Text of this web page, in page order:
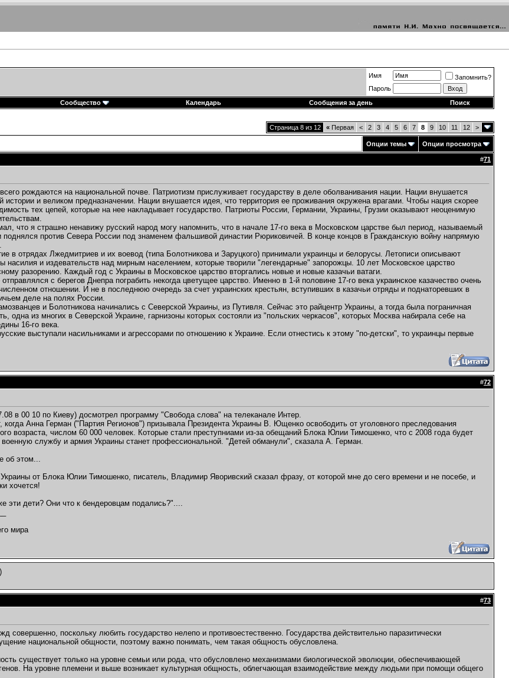
Имя
Запомнить?
Пароль
Сообщество Календарь Сообщения за день Поиск
Страница 8 из 12 « Первая < 2 3 4 5 6 7 8 9 10 11 12 >
Опции темы Опции просмотра
#71
рождаются на национальной почве. Патриотизм прислуживает государству в деле оболванивания нации. Нации внушается
истории и великом предназначении. Нации внушается идея, что территория ее проживания окружена врагами. Чтобы нация скорее
тех цепей, которые на нее накладывает государство. Патриоты России, Германии, Украины, Грузии оказывают неоценимую
что я страшно ненавижу русский народ могу напомнить, что в начале 17-го века в Московском царстве был период, называемый
против Севера России под знаменем фальшивой династии Рюриковичей. В конце концов в Гражданскую войну напрямую
в отрядах Лжедмитриев и их воевод (типа Болотникова и Заруцкого) принимали украинцы и белорусы. Летописи описывают
насилия и издевательств над мирным населением, которые творили "легендарные" запорожцы. 10 лет Московское царство
разорению. Каждый год с Украины в Московское царство вторгались новые и новые казачьи ватаги.
с берегов Днепра пограбить некогда цветущее царство. Именно в 1-й половине 17-го века украинское казачество очень
отношении. И не в последнюю очередь за счет украинских крестьян, вступивших в казачьи отряды и поднаторевших в
деле на полях России.
и Болотникова начинались с Северской Украины, из Путивля. Сейчас это райцентр Украины, а тогда была пограничная
одна из многих в Северской Украине, гарнизоны которых состояли из "польских черкасов", которых Москва набирала себе на
16-го века.
выступали насильниками и агрессорами по отношению к Украине. Если отнестись к этому "по-детски", то украинцы первые
#72
в 00 10 по Киеву) досмотрел программу "Свобода слова" на телеканале Интер.
когда Анна Герман ("Партия Регионов") призывала Президента Украины В. Ющенко освободить от уголовного преследования
возраста, числом 60 000 человек. Которые стали преступниами из-за обещаний Блока Юлии Тимошенко, что с 2008 года будет
службу и армия Украины станет профессиональной. "Детей обманули", сказала А. Герман.
об этом...
от Блока Юлии Тимошенко, писатель, Владимир Яворивский сказал фразу, от которой мне до сего времени и не посебе, и
хочется!
эти дети? Они что к бендеровцам подались?"....
мира
#73
совершенно, поскольку любить государство нелепо и противоестественно. Государства действительно паразитически
национальной общности, поэтому важно понимать, чем такая общность обусловлена.
существует только на уровне семьи или рода, что обусловлено механизмами биологической эволюции, обеспечивающей
На уровне племени и выше возникает культурная общность, облегчающая взаимодействие между людьми при помощи общего